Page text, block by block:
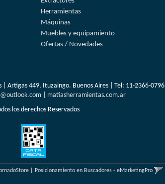
Herramientas
Máquinas
Muebles y equipamiento
Ofertas / Novedades
Artigas 449, Ituzaingo. Buenos Aires | Tel: 11-2366-0796
| matiasherramientas.com.ar
los derechos Reservados
Posicionamiento en Buscadores - eMarketingPro